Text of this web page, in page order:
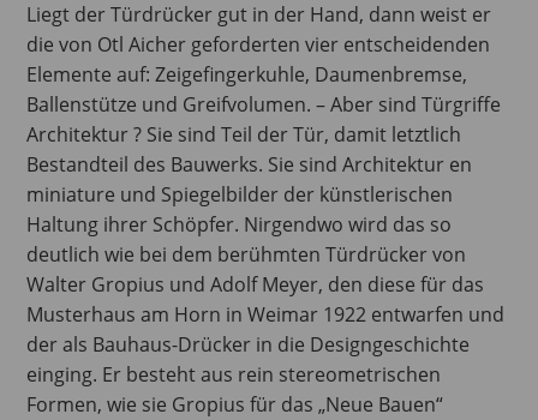
Liegt der Türdrücker gut in der Hand, dann weist er
die von Otl Aicher geforderten vier entscheidenden
Elemente auf: Zeigefingerkuhle, Daumenbremse,
Ballenstütze und Greifvolumen. – Aber sind Türgriffe
Architektur ? Sie sind Teil der Tür, damit letztlich
Bestandteil des Bauwerks. Sie sind Architektur en
miniature und Spiegelbilder der künstlerischen
Haltung ihrer Schöpfer. Nirgendwo wird das so
deutlich wie bei dem berühmten Türdrücker von
Walter Gropius und Adolf Meyer, den diese für das
Musterhaus am Horn in Weimar 1922 entwarfen und
der als Bauhaus-Drücker in die Designgeschichte
einging. Er besteht aus rein stereometrischen
Formen, wie sie Gropius für das „Neue Bauen“